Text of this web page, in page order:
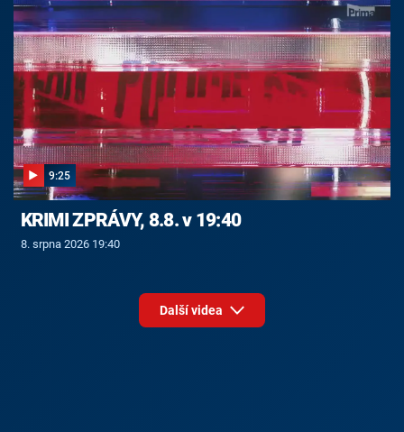
9:25
KRIMI ZPRÁVY, 8.8. v 19:40
8. srpna 2026 19:40
Další videa